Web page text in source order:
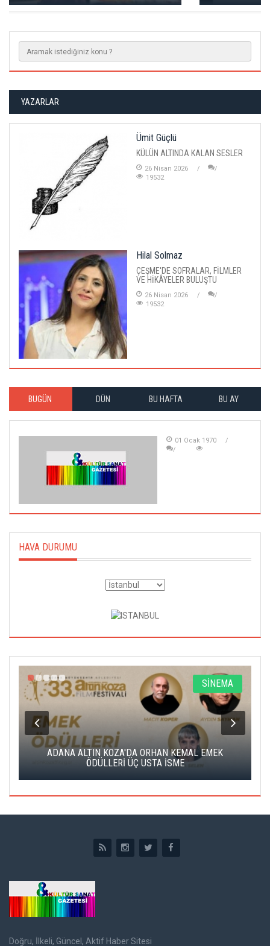
YAZARLAR
Ümit Güçlü
KÜLÜN ALTINDA KALAN SESLER
26 Nisan 2026
19532
Hilal Solmaz
ÇEŞME'DE SOFRALAR, FİLMLER
VE HİKÂYELER BULUŞTU
26 Nisan 2026
19532
BUGÜN DÜN BU HAFTA BU AY
01 Ocak 1970
HAVA DURUMU
SİNEMA
ADANA ALTIN KOZA'DA ORHAN KEMAL EMEK
ÖDÜLLERİ ÜÇ USTA İSME
Doğru, İlkeli, Güncel, Aktif Haber Sitesi